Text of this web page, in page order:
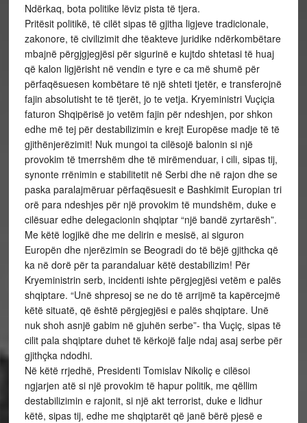
Ndërkaq, bota politike lëviz pista të tjera.
Pritësit politikë, të cilët sipas të gjitha ligjeve tradicionale,
zakonore, të civilizimit dhe tëakteve juridike ndërkombëtare
mbajnë përgjgjegjësi për sigurinë e kujtdo shtetasi të huaj
që kalon ligjërisht në vendin e tyre e ca më shumë për
përfaqësuesen kombëtare të një shteti tjetër, e transferojnë
fajin absolutisht te të tjerët, jo te vetja. Kryeministri Vuçiçia
faturon Shqipërisë jo vetëm fajin për ndeshjen, por shkon
edhe më tej për destabilizimin e krejt Europëse madje të të
gjithënjerëzimit! Nuk mungoi ta cilësojë balonin si një
provokim të tmerrshëm dhe të mirëmenduar, i cili, sipas tij,
synonte rrënimin e stabilitetit në Serbi dhe në rajon dhe se
paska paralajmëruar përfaqësuesit e Bashkimit Europian tri
orë para ndeshjes për një provokim të mundshëm, duke e
cilësuar edhe delegacionin shqiptar “një bandë zyrtarësh”.
Me këtë logjikë dhe me delirin e mesisë, ai siguron
Europën dhe njerëzimin se Beogradi do të bëjë gjithcka që
ka në dorë për ta parandaluar këtë destabilizim! Për
Kryeministrin serb, incidenti ishte përgjegjësi vetëm e palës
shqiptare. “Unë shpresoj se ne do të arrijmë ta kapërcejmë
këtë situatë, që është përgjegjësi e palës shqiptare. Unë
nuk shoh asnjë gabim në gjuhën serbe”- tha Vuçiç, sipas të
cilit pala shqiptare duhet të kërkojë falje ndaj asaj serbe për
gjithçka ndodhi.
Në këtë rrjedhë, Presidenti Tomislav Nikoliç e cilësoi
ngjarjen atë si një provokim të hapur politik, me qëllim
destabilizimin e rajonit, si një akt terrorist, duke e lidhur
këtë, sipas tij, edhe me shqiptarët që janë bërë pjesë e